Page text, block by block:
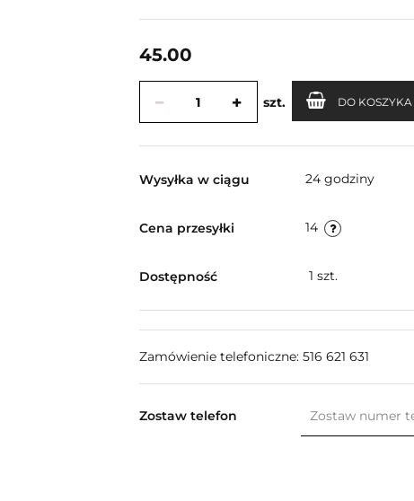
45.00
szt. DO KOSZYKA
Wysyłka w ciągu 24 godziny
Cena przesyłki 14
Dostępność 1 szt.
Zamówienie telefoniczne: 516 621 631
Zostaw telefon